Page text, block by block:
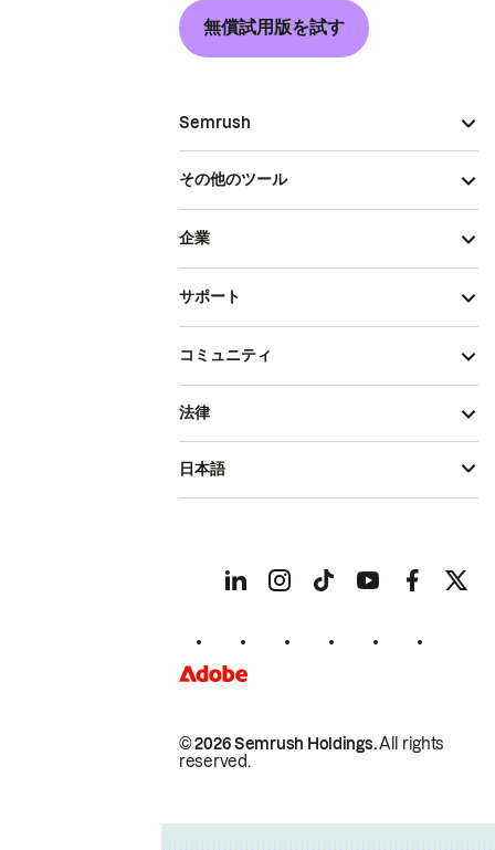
無償試用版を試す
Semrush
その他のツール
企業
サポート
コミュニティ
© 2026 Semrush Holdings.All rights
reserved.
法律
日本語